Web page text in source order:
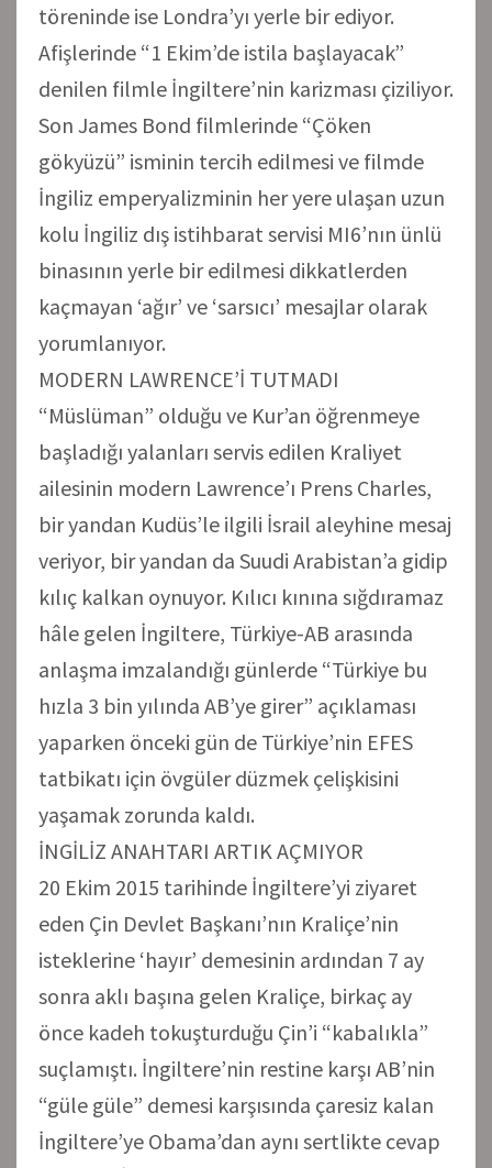
töreninde ise Londra’yı yerle bir ediyor.
Afişlerinde “1 Ekim’de istila başlayacak”
denilen filmle İngiltere’nin karizması çiziliyor.
Son James Bond filmlerinde “Çöken
gökyüzü” isminin tercih edilmesi ve filmde
İngiliz emperyalizminin her yere ulaşan uzun
kolu İngiliz dış istihbarat servisi MI6’nın ünlü
binasının yerle bir edilmesi dikkatlerden
kaçmayan ‘ağır’ ve ‘sarsıcı’ mesajlar olarak
yorumlanıyor.
MODERN LAWRENCE’İ TUTMADI
“Müslüman” olduğu ve Kur’an öğrenmeye
başladığı yalanları servis edilen Kraliyet
ailesinin modern Lawrence’ı Prens Charles,
bir yandan Kudüs’le ilgili İsrail aleyhine mesaj
veriyor, bir yandan da Suudi Arabistan’a gidip
kılıç kalkan oynuyor. Kılıcı kınına sığdıramaz
hâle gelen İngiltere, Türkiye-AB arasında
anlaşma imzalandığı günlerde “Türkiye bu
hızla 3 bin yılında AB’ye girer” açıklaması
yaparken önceki gün de Türkiye’nin EFES
tatbikatı için övgüler düzmek çelişkisini
yaşamak zorunda kaldı.
İNGİLİZ ANAHTARI ARTIK AÇMIYOR
20 Ekim 2015 tarihinde İngiltere’yi ziyaret
eden Çin Devlet Başkanı’nın Kraliçe’nin
isteklerine ‘hayır’ demesinin ardından 7 ay
sonra aklı başına gelen Kraliçe, birkaç ay
önce kadeh tokuşturduğu Çin’i “kabalıkla”
suçlamıştı. İngiltere’nin restine karşı AB’nin
“güle güle” demesi karşısında çaresiz kalan
İngiltere’ye Obama’dan aynı sertlikte cevap